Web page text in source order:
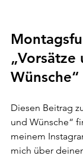
„Vorsätze
Wünsche“
Diesen Beitrag
und Wünsche“
meinem
mich über